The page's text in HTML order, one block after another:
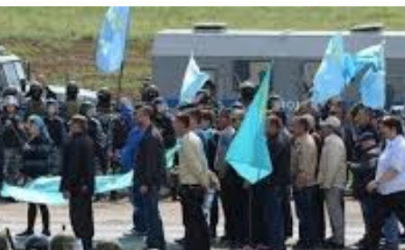
FacebookTwitterTelegram